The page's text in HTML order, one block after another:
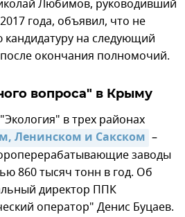
Любимов, руководивший
года, объявил, что не
кандидатуру на следующий
окончания полномочий.
вопроса" в Крыму
в трех районах
Ленинском и Сакском –
заводы
860 тысяч тонн в год. Об
директор ППК
оператор" Денис Буцаев.